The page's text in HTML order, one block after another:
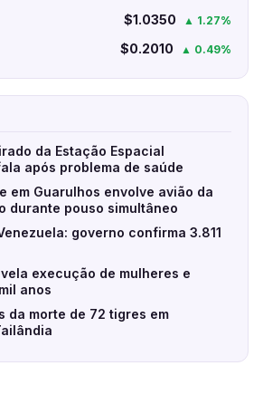
$1.0350 ▲ 1.27%
$0.2010 ▲ 0.49%
da Estação Espacial
após problema de saúde
em Guarulhos envolve avião da
durante pouso simultâneo
governo confirma 3.811
execução de mulheres e
anos
da morte de 72 tigres em